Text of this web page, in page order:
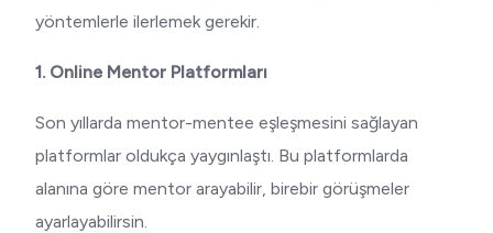
yöntemlerle ilerlemek gerekir.
1. Online Mentor Platformları
Son yıllarda mentor-mentee eşleşmesini sağlayan
platformlar oldukça yaygınlaştı. Bu platformlarda
alanına göre mentor arayabilir, birebir görüşmeler
ayarlayabilirsin.